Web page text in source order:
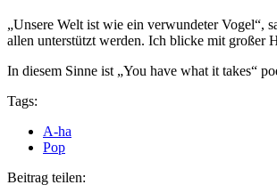
„Unsere Welt ist wie ein verwundeter Vogel“,
allen unterstützt werden. Ich blicke mit großer
In diesem Sinne ist „You have what it takes“
Tags:
A-ha
Pop
Beitrag teilen: